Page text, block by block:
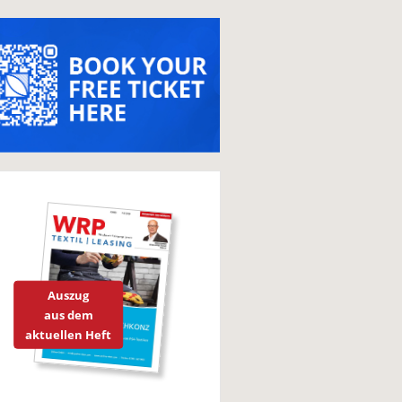
Auszug
aus dem
aktuellen Heft